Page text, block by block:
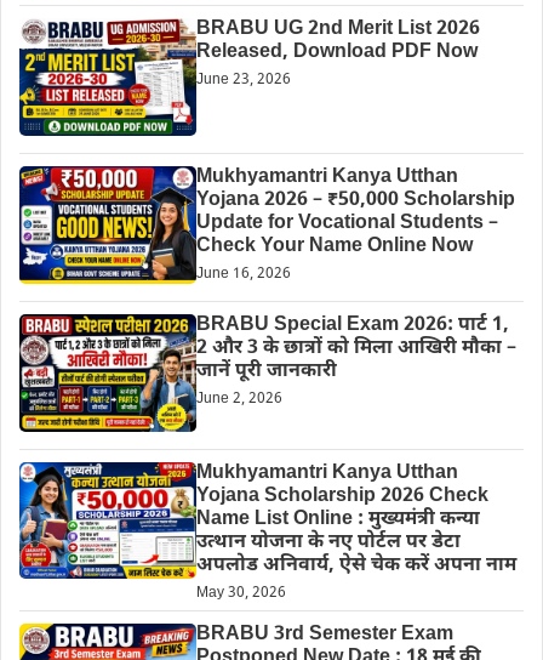
BRABU UG 2nd Merit List 2026
Released, Download PDF Now
June 23, 2026
Mukhyamantri Kanya Utthan
Yojana 2026 – ₹50,000 Scholarship
Update for Vocational Students –
Check Your Name Online Now
June 16, 2026
BRABU Special Exam 2026: पार्ट 1,
2 और 3 के छात्रों को मिला आखिरी मौका –
जानें पूरी जानकारी
June 2, 2026
Mukhyamantri Kanya Utthan
Yojana Scholarship 2026 Check
Name List Online : मुख्यमंत्री कन्या
उत्थान योजना के नए पोर्टल पर डेटा
अपलोड अनिवार्य, ऐसे चेक करें अपना नाम
May 30, 2026
BRABU 3rd Semester Exam